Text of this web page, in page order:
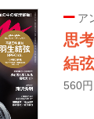
ア
思
結弦
560